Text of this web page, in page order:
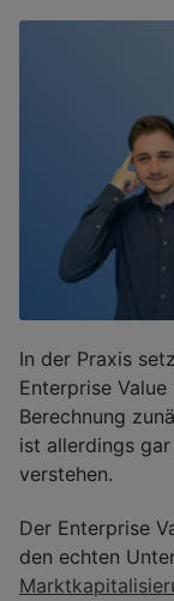
In der Praxis
Enterprise
Berechnung
ist allerdings
verstehen.
Der Enterprise
den echten